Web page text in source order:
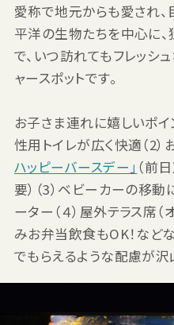
愛称で地元からも愛され
平洋の生物たちを中心に
で、いつ訪れてもフレッシ
ャースポットです。
お子さま連れに嬉しいポイ
性用トイレが広く快適（2
ハッピーバースデー」 （前
要）（3）ベビーカーの移
ーター（４）屋外テラス席
みお弁当飲食もOK！など
でもらえるような配慮が沢